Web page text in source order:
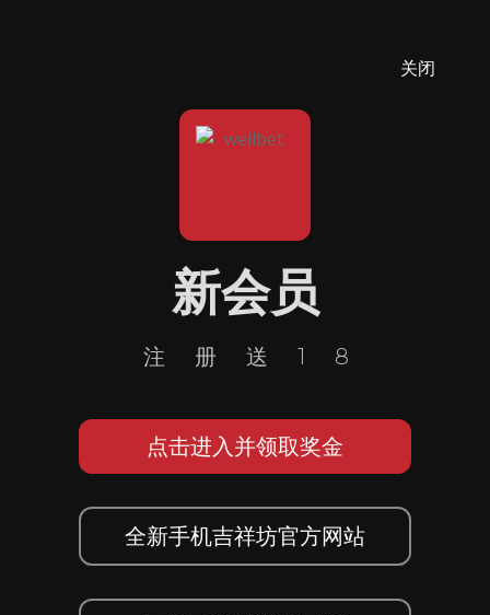
关闭
新会员
注册送18
点击进入并领取奖金
全新手机吉祥坊官方网站